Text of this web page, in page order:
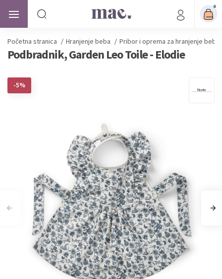
0
Početna stranica / Hranjenje beba / Pribor i oprema za hranjenje beba
Podbradnik, Garden Leo Toile - Elodie
-5%